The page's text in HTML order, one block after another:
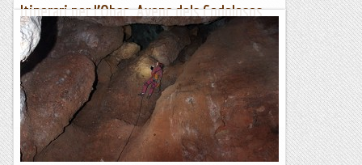
Itinerari per l’Obac. Avenc dels Codolosos
(3).
...segueix de l'apunt d'ahir...Avenc dels CodolososTot i la
relativa proximitat al camí, l'accés és tan embrossat que vam
haver de donar-hi forces voltes fins que vam trobar...
Espeleobloc